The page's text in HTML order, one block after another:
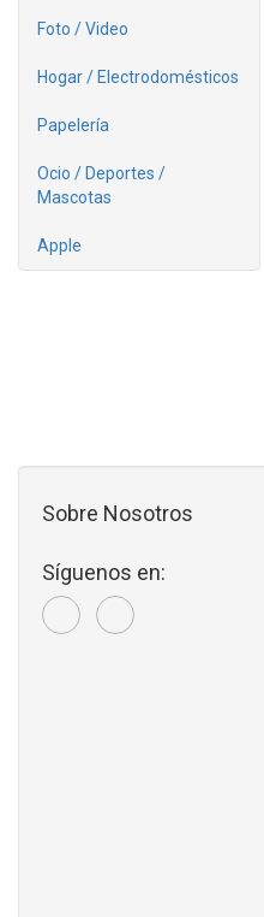
Foto / Video
Hogar / Electrodomésticos
Papelería
Ocio / Deportes /
Mascotas
Apple
Sobre Nosotros
Síguenos en: